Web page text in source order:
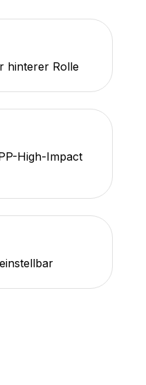
hinterer Rolle
High-Impact